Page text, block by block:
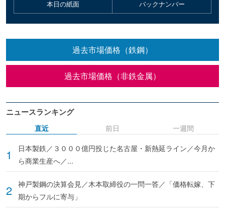
本日の紙面 バックナンバー
過去市場価格（鉄鋼）
過去市場価格（非鉄金属）
ニュースランキング
直近
日本製鉄／３０００億円投じた名古屋・新熱延ライン／今月か
ら商業生産へ／...
神戸製鋼の決算会見／木本取締役の一問一答／「価格転嫁、下
期からフルに寄与」
前日 一週間